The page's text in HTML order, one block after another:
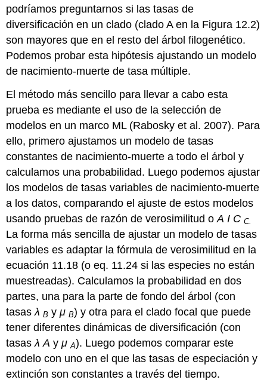
podríamos preguntarnos si las tasas de
diversificación en un clado (clado A en la Figura 12.2)
son mayores que en el resto del árbol filogenético.
Podemos probar esta hipótesis ajustando un modelo
de nacimiento-muerte de tasa múltiple.
El método más sencillo para llevar a cabo esta
prueba es mediante el uso de la selección de
modelos en un marco ML (Rabosky et al. 2007). Para
ello, primero ajustamos un modelo de tasas
constantes de nacimiento-muerte a todo el árbol y
calculamos una probabilidad. Luego podemos ajustar
los modelos de tasas variables de nacimiento-muerte
a los datos, comparando el ajuste de estos modelos
usando pruebas de razón de verosimilitud oA I C C.
La forma más sencilla de ajustar un modelo de tasas
variables es adaptar la fórmula de verosimilitud en la
ecuación 11.18 (o eq. 11.24 si las especies no están
muestreadas). Calculamos la probabilidad en dos
partes, una para la parte de fondo del árbol (con
tasasλ B yμ B) y otra para el clado focal que puede
tener diferentes dinámicas de diversificación (con
tasasλ A yμ A). Luego podemos comparar este
modelo con uno en el que las tasas de especiación y
extinción son constantes a través del tiempo.